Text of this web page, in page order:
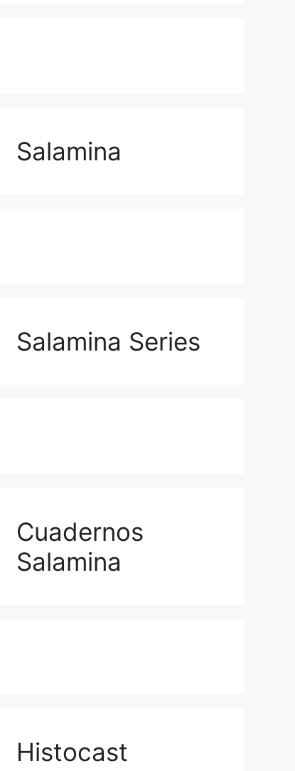
Salamina
Salamina Series
Cuadernos
Salamina
Histocast